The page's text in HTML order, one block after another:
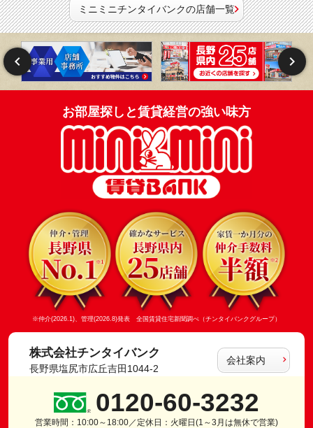
ミニミニチンタイバンクの店舗一覧
お部屋探しと賃貸経営の強い味方
※仲介(2026.1)、管理(2026.8)発表 全国賃貸住宅新聞調べ（チンタイバンクグループ）
株式会社チンタイバンク
長野県塩尻市広丘吉田1044-2
会社案内
0120-60-3232
営業時間：10:00～18:00／定休日：火曜日(1～3月は無休で営業)